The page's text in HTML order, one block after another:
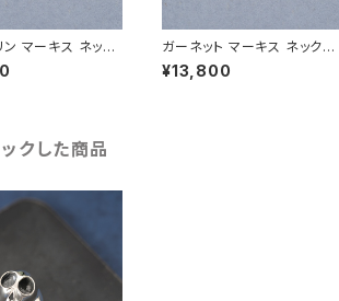
ン マーキス ネック
ー925 3月誕生石
セックス
ガーネット マーキス ネックレ
ス シルバー925 1月誕生石
ンズ ユニセックス
¥13,800
クした商品